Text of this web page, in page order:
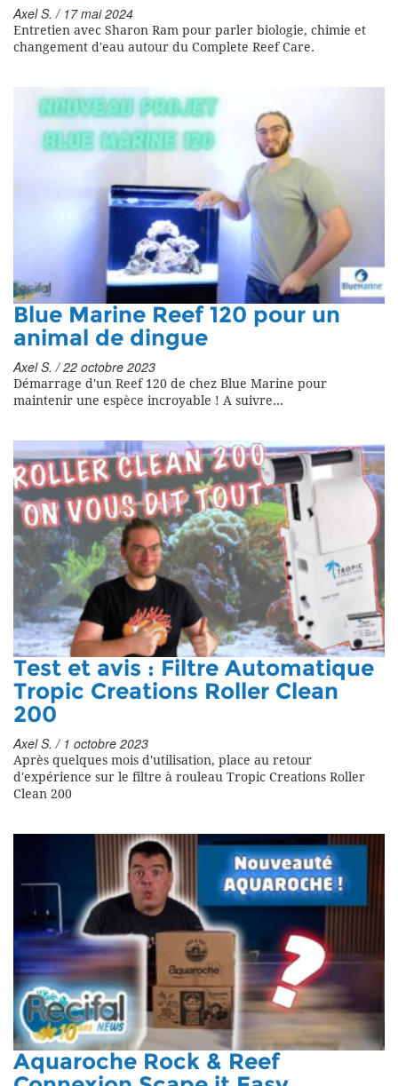
Axel S. / 17 mai 2024
Entretien avec Sharon Ram pour parler biologie, chimie et
changement d'eau autour du Complete Reef Care.
Blue Marine Reef 120 pour un
animal de dingue
Axel S. / 22 octobre 2023
Démarrage d'un Reef 120 de chez Blue Marine pour
maintenir une espèce incroyable ! A suivre...
Test et avis : Filtre Automatique
Tropic Creations Roller Clean
200
Axel S. / 1 octobre 2023
Après quelques mois d'utilisation, place au retour
d'expérience sur le filtre à rouleau Tropic Creations Roller
Clean 200
Aquaroche Rock & Reef